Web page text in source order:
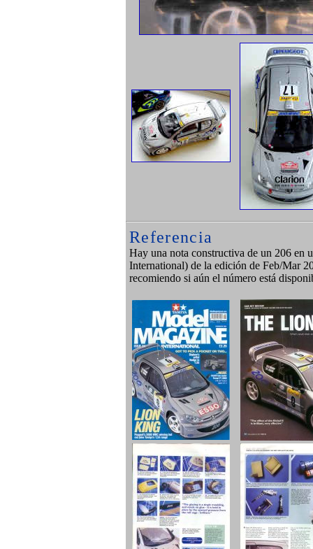
Referencia
Hay una nota constructiva de un 206
International) de la edición de Feb/Mar
recomiendo si aún el número está